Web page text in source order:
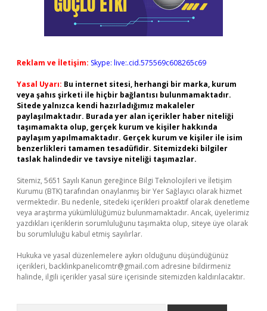
Reklam ve İletişim: Skype: live:.cid.575569c608265c69
Yasal Uyarı: Bu internet sitesi, herhangi bir marka, kurum
veya şahıs şirketi ile hiçbir bağlantısı bulunmamaktadır.
Sitede yalnızca kendi hazırladığımız makaleler
paylaşılmaktadır. Burada yer alan içerikler haber niteliği
taşımamakta olup, gerçek kurum ve kişiler hakkında
paylaşım yapılmamaktadır. Gerçek kurum ve kişiler ile isim
benzerlikleri tamamen tesadüfidir. Sitemizdeki bilgiler
taslak halindedir ve tavsiye niteliği taşımazlar.
Sitemiz, 5651 Sayılı Kanun gereğince Bilgi Teknolojileri ve İletişim
Kurumu (BTK) tarafından onaylanmış bir Yer Sağlayıcı olarak hizmet
vermektedir. Bu nedenle, sitedeki içerikleri proaktif olarak denetleme
veya araştırma yükümlülüğümüz bulunmamaktadır. Ancak, üyelerimiz
yazdıkları içeriklerin sorumluluğunu taşımakta olup, siteye üye olarak
bu sorumluluğu kabul etmiş sayılırlar.
Hukuka ve yasal düzenlemelere aykırı olduğunu düşündüğünüz
içerikleri, backlinkpanelicomtr@gmail.com adresine bildirmeniz
halinde, ilgili içerikler yasal süre içerisinde sitemizden kaldırılacaktır.